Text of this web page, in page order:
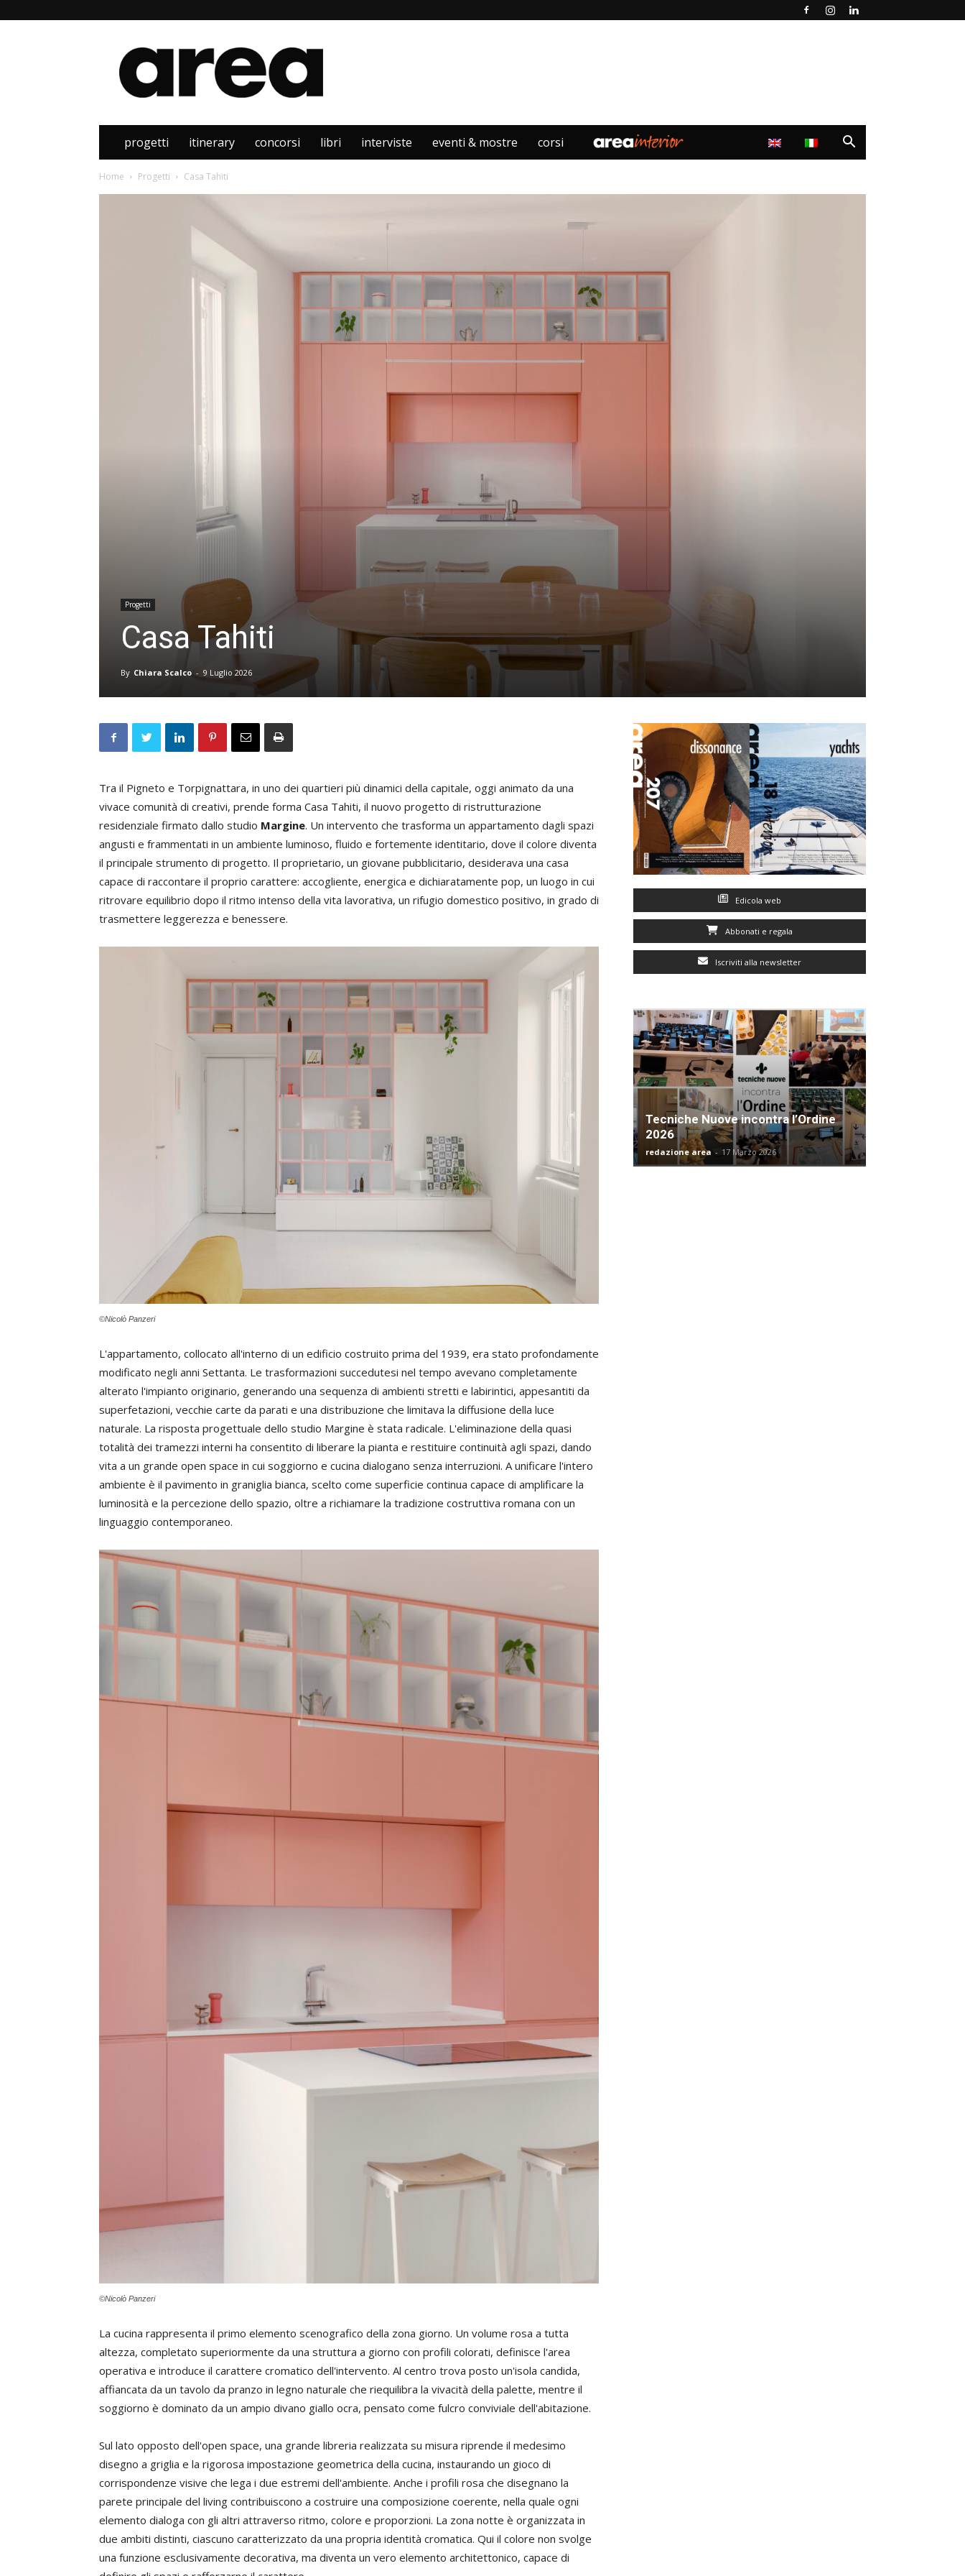
Area
progetti itinerary concorsi libri interviste eventi & mostre corsi
Home Progetti Casa Tahiti
Progetti
Casa Tahiti
By Chiara Scalco - 9 Luglio 2026
Tra il Pigneto e Torpignattara, in uno dei quartieri più dinamici della capitale, oggi animato da una
vivace comunità di creativi, prende forma Casa Tahiti, il nuovo progetto di ristrutturazione
residenziale firmato dallo studio Margine. Un intervento che trasforma un appartamento dagli spazi
angusti e frammentati in un ambiente luminoso, fluido e fortemente identitario, dove il colore diventa
il principale strumento di progetto. Il proprietario, un giovane pubblicitario, desiderava una casa
capace di raccontare il proprio carattere: accogliente, energica e dichiaratamente pop, un luogo in cui
ritrovare equilibrio dopo il ritmo intenso della vita lavorativa, un rifugio domestico positivo, in grado di
trasmettere leggerezza e benessere.
©Nicolò Panzeri
L'appartamento, collocato all'interno di un edificio costruito prima del 1939, era stato profondamente
modificato negli anni Settanta. Le trasformazioni succedutesi nel tempo avevano completamente
alterato l'impianto originario, generando una sequenza di ambienti stretti e labirintici, appesantiti da
superfetazioni, vecchie carte da parati e una distribuzione che limitava la diffusione della luce
naturale. La risposta progettuale dello studio Margine è stata radicale. L'eliminazione della quasi
totalità dei tramezzi interni ha consentito di liberare la pianta e restituire continuità agli spazi, dando
vita a un grande open space in cui soggiorno e cucina dialogano senza interruzioni. A unificare l'intero
ambiente è il pavimento in graniglia bianca, scelto come superficie continua capace di amplificare la
luminosità e la percezione dello spazio, oltre a richiamare la tradizione costruttiva romana con un
linguaggio contemporaneo.
©Nicolò Panzeri
La cucina rappresenta il primo elemento scenografico della zona giorno. Un volume rosa a tutta
altezza, completato superiormente da una struttura a giorno con profili colorati, definisce l'area
operativa e introduce il carattere cromatico dell'intervento. Al centro trova posto un'isola candida,
affiancata da un tavolo da pranzo in legno naturale che riequilibra la vivacità della palette, mentre il
soggiorno è dominato da un ampio divano giallo ocra, pensato come fulcro conviviale dell'abitazione.
Sul lato opposto dell'open space, una grande libreria realizzata su misura riprende il medesimo
disegno a griglia e la rigorosa impostazione geometrica della cucina, instaurando un gioco di
corrispondenze visive che lega i due estremi dell'ambiente. Anche i profili rosa che disegnano la
parete principale del living contribuiscono a costruire una composizione coerente, nella quale ogni
elemento dialoga con gli altri attraverso ritmo, colore e proporzioni. La zona notte è organizzata in
due ambiti distinti, ciascuno caratterizzato da una propria identità cromatica. Qui il colore non svolge
una funzione esclusivamente decorativa, ma diventa un vero elemento architettonico, capace di
Edicola web
Abbonati e regala
Iscriviti alla newsletter
Tecniche Nuove incontra l’Ordine
2026
redazione area - 17 Marzo 2026